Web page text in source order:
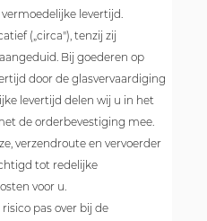
levertijd.
(„circa"), tenzij zij
Bij goederen op
door de glasvervaardiging
levertijd delen wij u in het
de orderbevestiging mee.
verzendroute en vervoerder
tot redelijke
voor u.
pas over bij de